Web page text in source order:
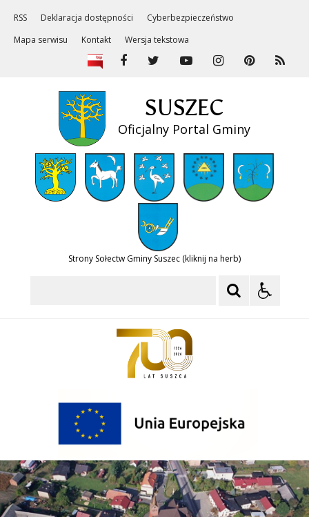
RSS Deklaracja dostępności
Cyberbezpieczeństwo
Mapa serwisu
Kontakt Wersja tekstowa
SUSZEC
Oficjalny Portal Gminy
Strony Sołectw Gminy Suszec (kliknij na herb)